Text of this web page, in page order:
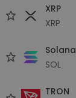
XRP
XRP
Solana
SOL
TRON